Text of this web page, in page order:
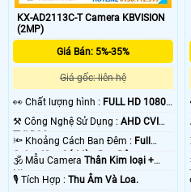
KX-AD2113C-T Camera KBVISION
(2MP)
Giá Bán: 5%-35%
Giá gốc: liên hệ
️👀 Chất lượng hình : FULL HD 1080P
.
⚒ Công Nghệ Sử Dụng : AHD CVI
TVI BCS.
🔦 Khoảng Cách Ban Đêm : Full
Color 40m Có Màu Ban Ðêm.
🕉️ Mẫu Camera Thân Kim loại +
Nhựa.
️🎙 Tích Hợp : Thu Âm Và Loa.